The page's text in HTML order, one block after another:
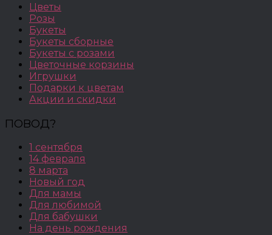
Цветы
Розы
Букеты
Букеты сборные
Букеты с розами
Цветочные корзины
Игрушки
Подарки к цветам
Акции и скидки
ПОВОД?
1 сентября
14 февраля
8 марта
Новый год
Для мамы
Для любимой
Для бабушки
На день рождения